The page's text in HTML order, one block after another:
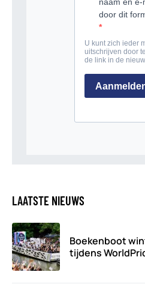
LAATSTE NIEUWS
Boekenboot
tijdens